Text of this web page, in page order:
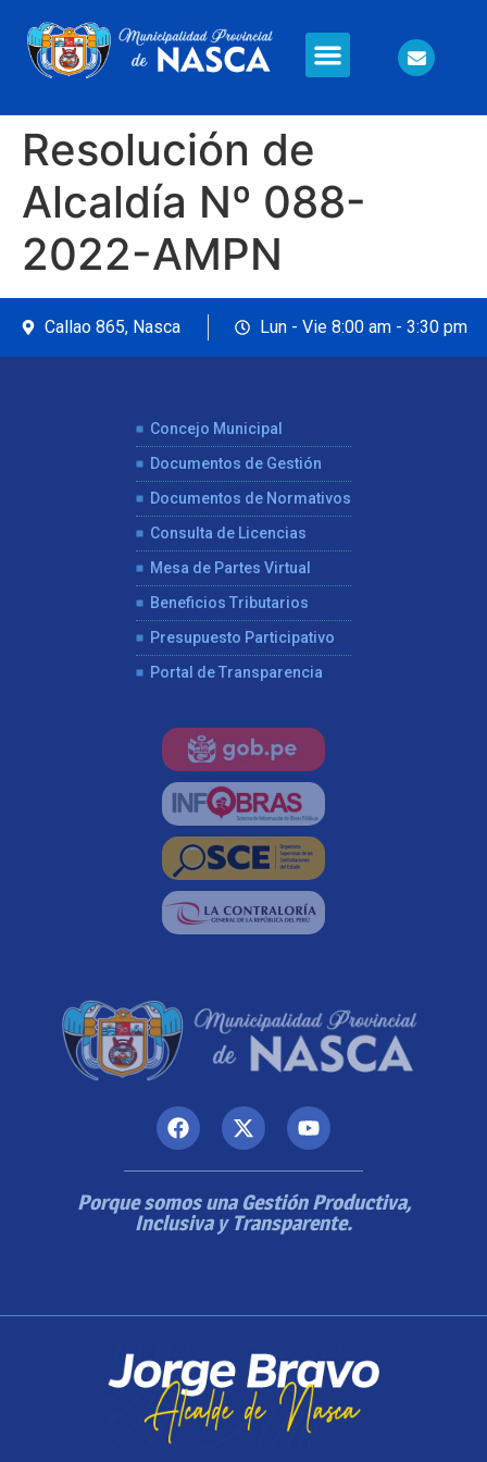
Resolución de
Alcaldía Nº 088-
2022-AMPN
Callao 865, Nasca Lun - Vie 8:00 am - 3:30 pm
Concejo Municipal
Documentos de Gestión
Documentos de Normativos
Consulta de Licencias
Mesa de Partes Virtual
Beneficios Tributarios
Presupuesto Participativo
Portal de Transparencia
Porque somos una Gestión Productiva,
Inclusiva y Transparente.